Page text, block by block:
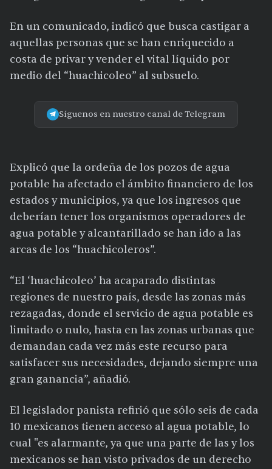
En un comunicado, indicó que busca castigar a
aquellas personas que se han enriquecido a
costa de privar y vender el vital líquido por
medio del “huachicoleo” al subsuelo.
Síguenos en nuestro canal de Telegram
Explicó que la ordeña de los pozos de agua
potable ha afectado el ámbito financiero de los
estados y municipios, ya que los ingresos que
deberían tener los organismos operadores de
agua potable y alcantarillado se han ido a las
arcas de los “huachicoleros”.
“El ‘huachicoleo’ ha acaparado distintas
regiones de nuestro país, desde las zonas más
rezagadas, donde el servicio de agua potable es
limitado o nulo, hasta en las zonas urbanas que
demandan cada vez más este recurso para
satisfacer sus necesidades, dejando siempre una
gran ganancia”, añadió.
El legislador panista refirió que sólo seis de cada
10 mexicanos tienen acceso al agua potable, lo
cual "es alarmante, ya que una parte de las y los
mexicanos se han visto privados de un derecho